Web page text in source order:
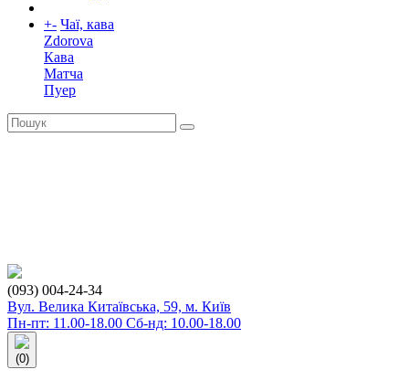
+- Чаї, кава
Zdorova
Кава
Матча
Пуер
(093) 004-24-34
Вул. Велика Китаївська, 59, м. Київ
Пн-пт: 11.00-18.00 Сб-нд: 10.00-18.00
(0)